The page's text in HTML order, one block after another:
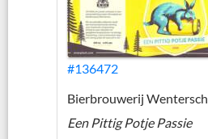
#136472
Bierbrouwerij Wentersch
Een Pittig Potje Passie